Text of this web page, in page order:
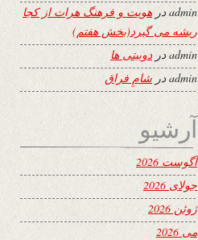
adminدر هویت و فرهنگ هرات از کجا
ریشه می گیرد(بخش هفتم)
adminدردوبیتی ها
admin در شامِ فراق
آرشیو
آگوست 2026
جولای 2026
ژوئن 2026
می 2026